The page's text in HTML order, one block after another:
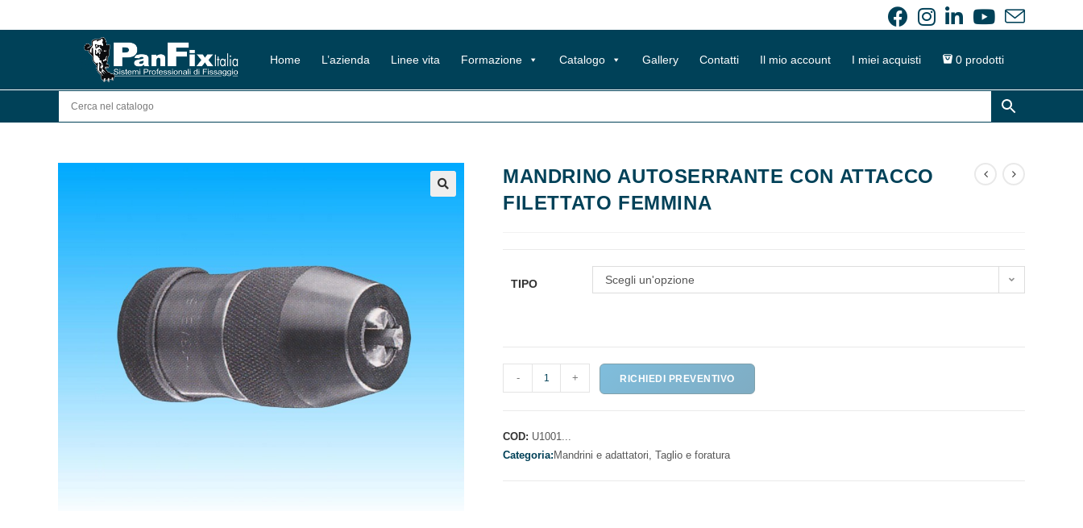
al
Home
L’azienda Linee vita Formazione Catalogo Gallery Contatti Il mio account I miei acquisti 0 prodotti
MANDRINO AUTOSERRANTE CON ATTACCO
FILETTATO FEMMINA
TIPO Scegli un'opzione
MANDRINO
AUTOSERRANTE
ATTACCO
FILETTATO
- + RICHIEDI PREVENTIVO
COD: U1001...
Categoria: Mandrini e adattatori, Taglio e foratura